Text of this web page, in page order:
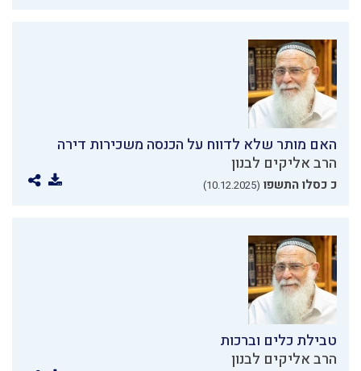
האם מותר שלא לדווח על הכנסה משכירות דירה
הרב אליקים לבנון
כ כסלו התשפו (10.12.2025)
טבילת כלים וברכות
הרב אליקים לבנון